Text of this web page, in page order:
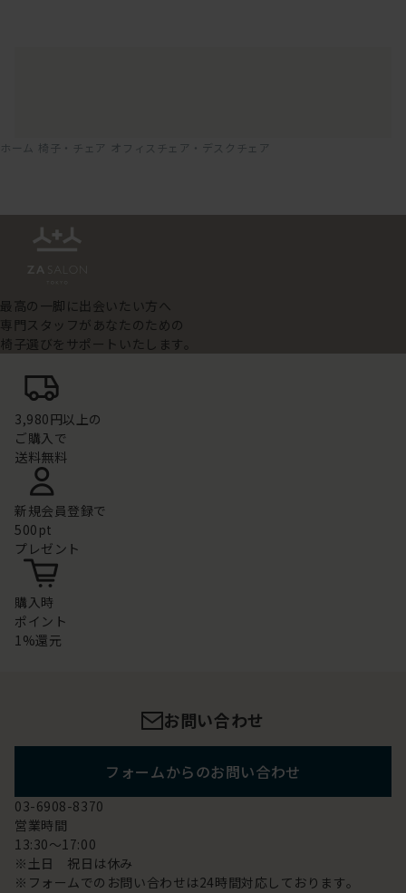
ホーム 椅子・チェア オフィスチェア・デスクチェア
最高の一脚に出会いたい方へ
専門スタッフがあなたのための
椅子選びをサポートいたします。
3,980円以上の
ご購入で
送料無料
新規会員登録で
500pt
プレゼント
購入時
ポイント
1%還元
お問い合わせ
フォームからのお問い合わせ
03-6908-8370
営業時間
13:30～17:00
※土日 祝日は休み
※フォームでのお問い合わせは24時間対応しております。